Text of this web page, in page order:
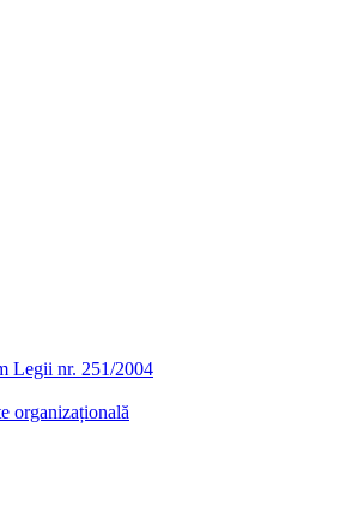
Legii nr. 251/2004
organizațională